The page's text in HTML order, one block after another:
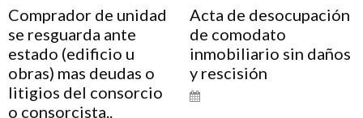
Comprador de unidad
se resguarda ante
estado (edificio u
obras) mas deudas o
litigios del consorcio
o consorcista..
Acta de desocupación
de comodato
inmobiliario sin daños
y rescisión